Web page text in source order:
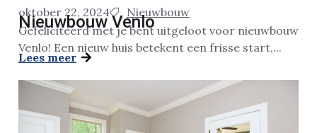
oktober 22, 2024 Nieuwbouw
Nieuwbouw Venlo
Gefeliciteerd met je bent uitgeloot voor nieuwbouw
Venlo! Een nieuw huis betekent een frisse start,...
Lees meer